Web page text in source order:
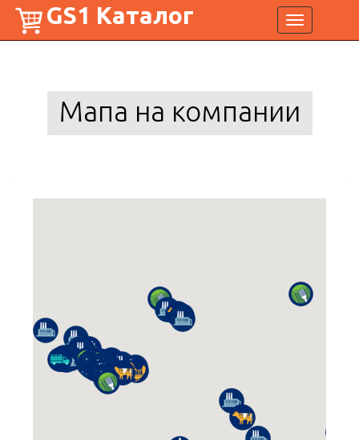
Toggle
navigation
GS1 Каталог
Мапа на компании